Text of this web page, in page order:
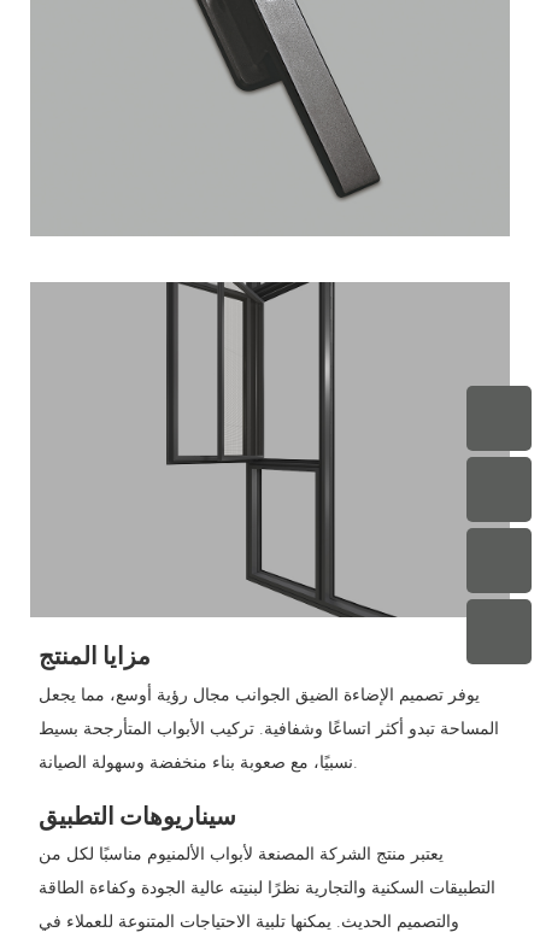
مزايا المنتج
يوفر تصميم الإضاءة الضيق الجوانب مجال رؤية أوسع، مما يجعل
المساحة تبدو أكثر اتساعًا وشفافية. تركيب الأبواب المتأرجحة بسيط
سيناريوهات التطبيق
يعتبر منتج الشركة المصنعة لأبواب الألمنيوم مناسبًا لكل من
التطبيقات السكنية والتجارية نظرًا لبنيته عالية الجودة وكفاءة الطاقة
والتصميم الحديث. يمكنها تلبية الاحتياجات المتنوعة للعملاء في